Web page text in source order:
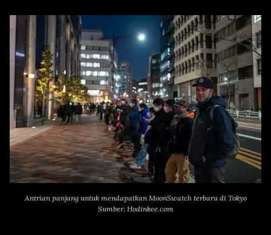
Antrian panjang untuk mendapatkan MoonSwatch terbaru di Tokyo
Sumber: Hodinkee.com